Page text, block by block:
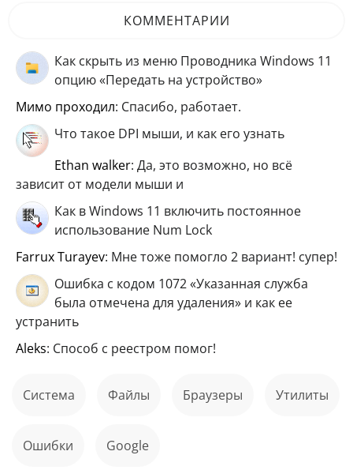
КОММЕНТАРИИ
Как скрыть из меню Проводника Windows 11
опцию «Передать на устройство»
мимо проходил: Спасибо, работает.
Что такое DPI мыши, и как его узнать
ethan walker: Да, это возможно, но всё
зависит от модели мыши и
Как в Windows 11 включить постоянное
использование Num Lock
Farrux Turayev: Мне тоже помогло 2 вариант! супер!
Ошибка с кодом 1072 «Указанная служба
была отмечена для удаления» и как ее
устранить
aleks: Способ с реестром помог!
Система файлы Браузеры Утилиты
ошибки Google